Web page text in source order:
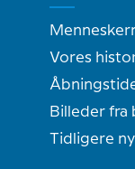
Vores
Billeder fra
Tidligere